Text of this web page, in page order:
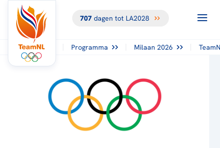
707dagen tot LA2028
Programma Milaan 2026